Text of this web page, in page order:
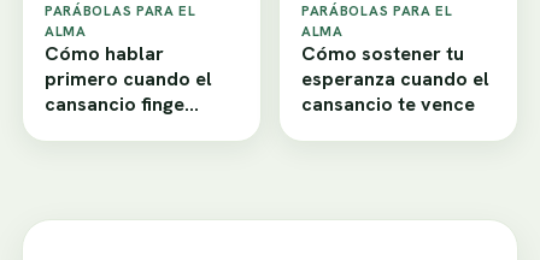
PARÁBOLAS PARA EL
ALMA
Cómo hablar
primero cuando el
cansancio finge
PARÁBOLAS PARA EL
ALMA
Cómo sostener tu
esperanza cuando el
cansancio te vence